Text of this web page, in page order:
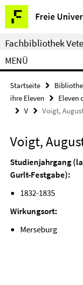
Springe
direkt
zu
Inhalt
Freie
Service-
Navigation
Fachbibliothek
MENÜ
Startseite
ihre Eleven
Eleven
V
Voigt,
Voigt,
Studienjahrgang
Gurlt-Festgabe):
1832-1835
Wirkungsort:
Merseburg